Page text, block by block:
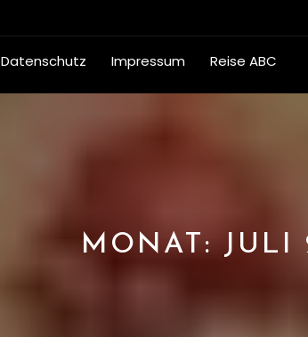
Datenschutz Impressum Reise ABC
MONAT: JULI